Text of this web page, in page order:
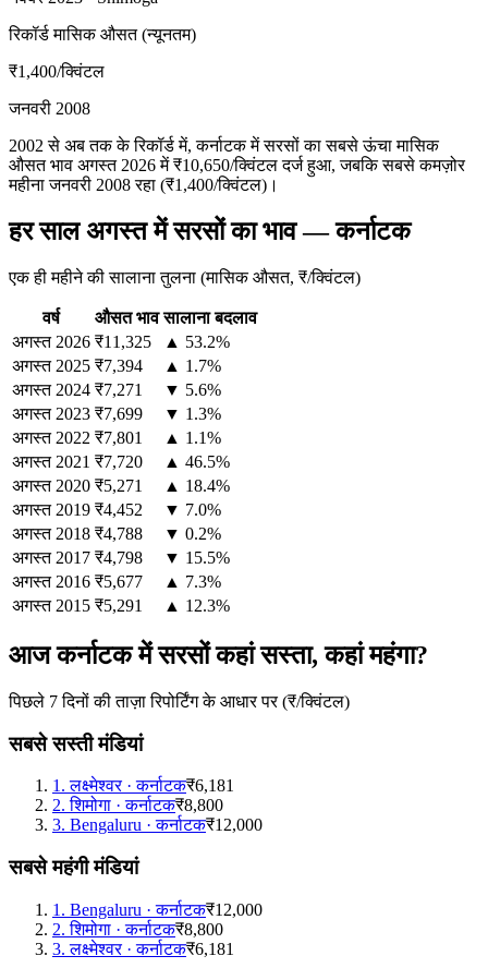
रिकॉर्ड मासिक औसत (न्यूनतम)
₹1,400/क्विंटल
जनवरी 2008
2002 से अब तक के रिकॉर्ड में, कर्नाटक में सरसों का सबसे ऊंचा मासिक
औसत भाव अगस्त 2026 में ₹10,650/क्विंटल दर्ज हुआ, जबकि सबसे कमज़ोर
महीना जनवरी 2008 रहा (₹1,400/क्विंटल)।
हर साल अगस्त में सरसों का भाव — कर्नाटक
एक ही महीने की सालाना तुलना (मासिक औसत, ₹/क्विंटल)
वर्ष औसत भाव सालाना बदलाव
अगस्त 2026 ₹11,325
▲ 53.2%
अगस्त 2025 ₹7,394
▲ 1.7%
अगस्त 2024 ₹7,271
▼ 5.6%
अगस्त 2023 ₹7,699
▼ 1.3%
अगस्त 2022 ₹7,801
▲ 1.1%
अगस्त 2021 ₹7,720
▲ 46.5%
अगस्त 2020 ₹5,271
▲ 18.4%
अगस्त 2019 ₹4,452
▼ 7.0%
अगस्त 2018 ₹4,788
▼ 0.2%
अगस्त 2017 ₹4,798
▼ 15.5%
अगस्त 2016 ₹5,677
▲ 7.3%
अगस्त 2015 ₹5,291 ▲ 12.3%
आज कर्नाटक में सरसों कहां सस्ता, कहां महंगा?
पिछले 7 दिनों की ताज़ा रिपोर्टिंग के आधार पर (₹/क्विंटल)
सबसे सस्ती मंडियां
1.लक्ष्मेश्वर·कर्नाटक₹6,181
2.शिमोगा ·कर्नाटक₹8,800
3. Bengaluru ·कर्नाटक₹12,000
सबसे महंगी मंडियां
1 . Bengaluru ·कर्नाटक₹12,000
2.शिमोगा ·कर्नाटक₹8,800
3.लक्ष्मेश्वर·कर्नाटक₹6,181